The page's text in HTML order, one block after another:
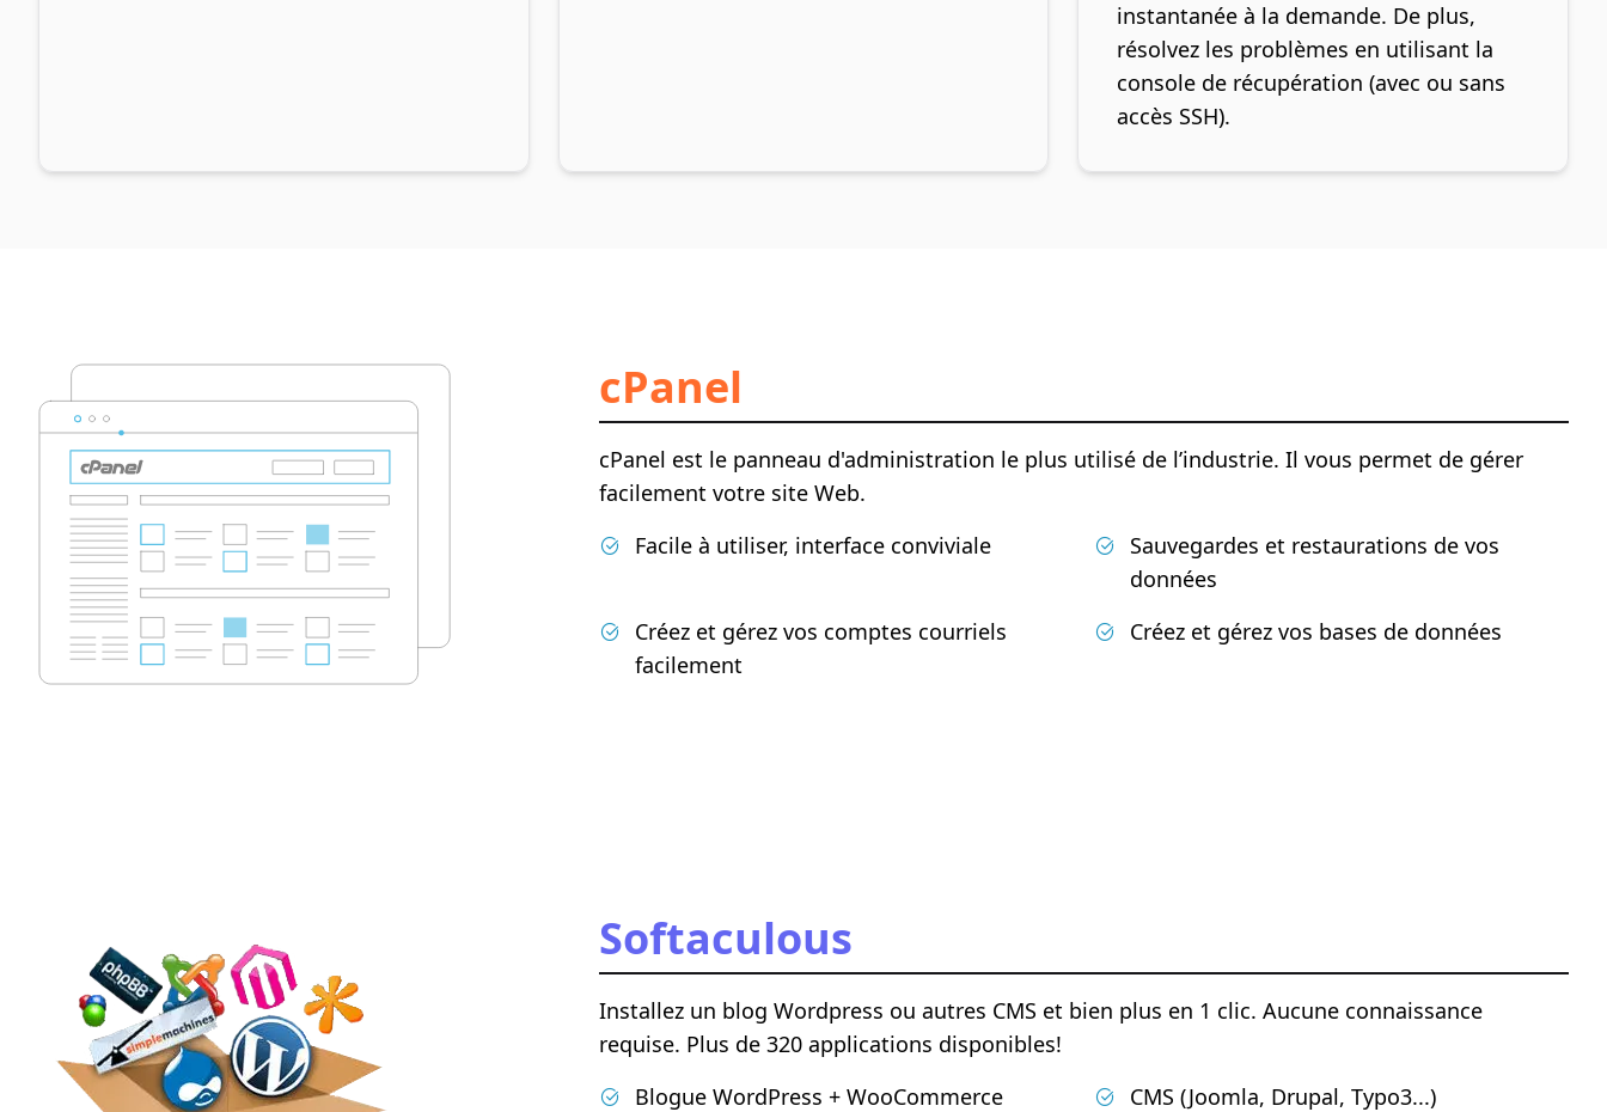
instantanée à la demande. De plus,
résolvez les problèmes en utilisant la
console de récupération (avec ou sans
accès SSH).
cPanel
cPanel est le panneau d'administration le plus utilisé de l’industrie. Il vous permet de gérer
facilement votre site Web.
Facile à utiliser, interface conviviale
Sauvegardes et restaurations de vos
données
Créez et gérez vos comptes courriels
facilement
Créez et gérez vos bases de données
Softaculous
Installez un blog Wordpress ou autres CMS et bien plus en 1 clic. Aucune connaissance
requise. Plus de 320 applications disponibles!
Blogue WordPress + WooCommerce
CMS (Joomla, Drupal, Typo3...)